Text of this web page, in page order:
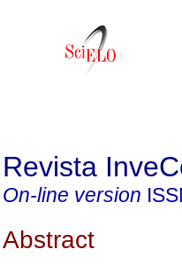
Revista
On-line version
Abstract